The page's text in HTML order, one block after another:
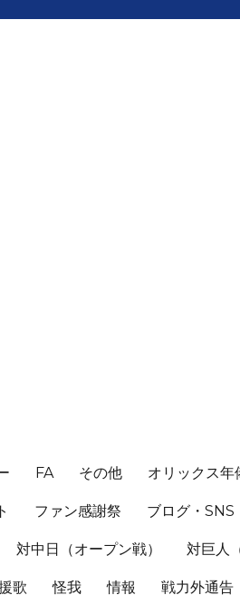
FA その他 オリックス年
ファン感謝祭 ブログ・SNS
対中日（オープン戦） 対巨人
歌 怪我 情報 戦力外通告